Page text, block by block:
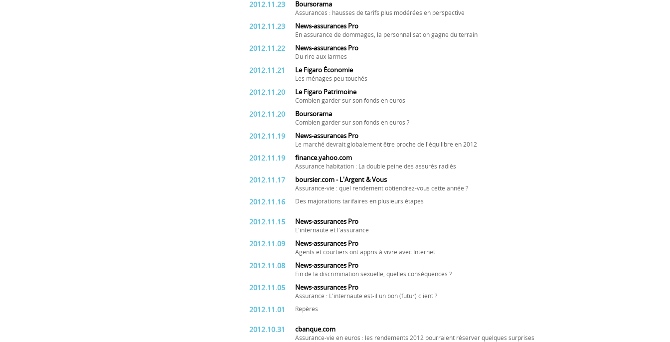
2012.11.23 Boursorama
Assurances : hausses de tarifs plus modérées en perspective
2012.11.23 News-assurances Pro
En assurance de dommages, la personnalisation gagne du terrain
2012.11.22 News-assurances Pro
Du rire aux larmes
2012.11.21 Le Figaro Économie
Les ménages peu touchés
2012.11.20 Le Figaro Patrimoine
Combien garder sur son fonds en euros
2012.11.20 Boursorama
Combien garder sur son fonds en euros ?
2012.11.19 News-assurances Pro
Le marché devrait globalement être proche de l'équilibre en 2012
2012.11.19 finance.yahoo.com
Assurance habitation : La double peine des assurés radiés
2012.11.17 boursier.com - L'Argent & Vous
Assurance-vie : quel rendement obtiendrez-vous cette année ?
2012.11.16 Des majorations tarifaires en plusieurs étapes
2012.11.15 News-assurances Pro
L'internaute et l'assurance
2012.11.09 News-assurances Pro
Agents et courtiers ont appris à vivre avec Internet
2012.11.08 News-assurances Pro
Fin de la discrimination sexuelle, quelles conséquences ?
2012.11.05 News-assurances Pro
Assurance : L'internaute est-il un bon (futur) client ?
2012.11.01 Repères
2012.10.31 cbanque.com
Assurance-vie en euros : les rendements 2012 pourraient réserver quelques surprises